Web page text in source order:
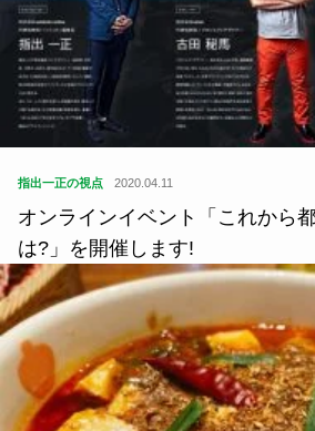
指出一正の視点 2020.04.11
オンラインイベント「これから
は?」を開催します!